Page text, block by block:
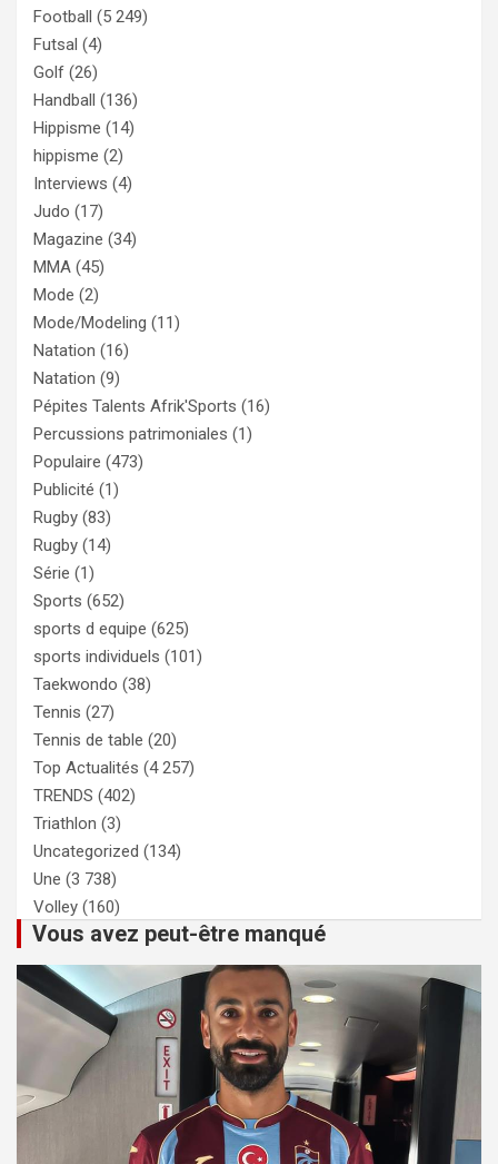
Football (5 249)
Futsal (4)
Golf (26)
Handball (136)
Hippisme (14)
hippisme (2)
Interviews (4)
Judo (17)
Magazine (34)
MMA (45)
Mode (2)
Mode/Modeling (11)
Natation (16)
Natation (9)
Pépites Talents Afrik'Sports (16)
Percussions patrimoniales (1)
Populaire (473)
Publicité (1)
Rugby (83)
Rugby (14)
Série (1)
Sports (652)
sports d equipe (625)
sports individuels (101)
Taekwondo (38)
Tennis (27)
Tennis de table (20)
Top Actualités (4 257)
TRENDS (402)
Triathlon (3)
Uncategorized (134)
Une (3 738)
Volley (160)
Vous avez peut-être manqué